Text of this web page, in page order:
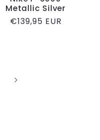
Metallic Silver
Normale
€139,95 EUR